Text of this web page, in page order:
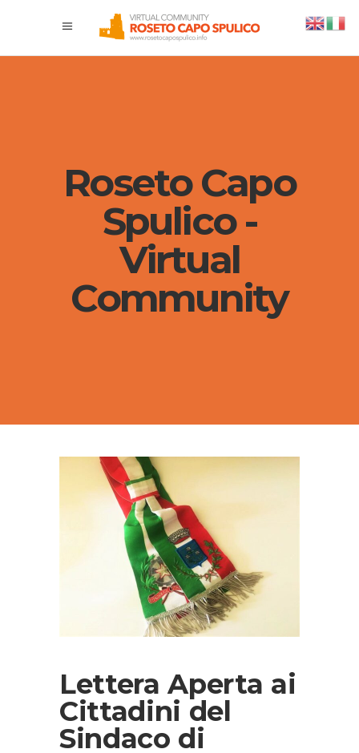
Roseto Capo
Spulico -
Virtual
Community
Lettera Aperta ai
Cittadini del
Sindaco di